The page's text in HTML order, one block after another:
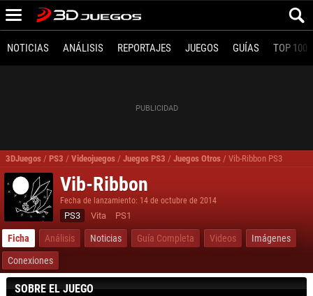
NOTICIAS ANÁLISIS REPORTAJES JUEGOS GUÍAS TOP 100
3DJuegos / PS3 / Videojuegos / Juegos PS3 / Juegos Otros / Vib-Ribbon PS3
Vib-Ribbon
Fecha de lanzamiento: 14 de octubre de 2014
PS3 Vita PS1
Ficha Análisis Noticias Guía Completa Videos
Imágenes
Conexiones
SOBRE EL JUEGO